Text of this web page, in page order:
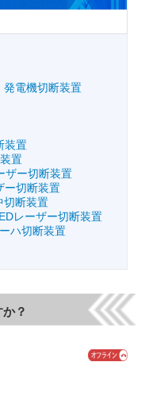
発電機切断装置
装置
置
ザー切断装置
ー切断装置
切断装置
レーザー切断装置
ハ切断装置
？